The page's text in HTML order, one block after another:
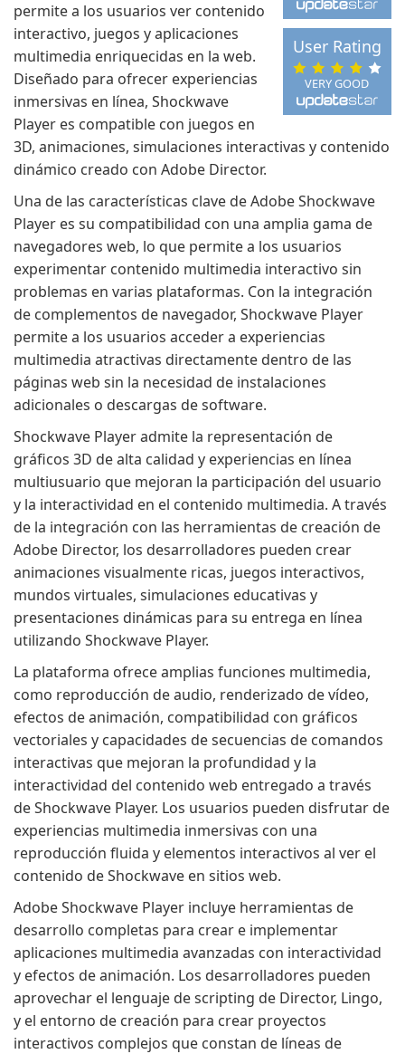
VERY GOOD
User Rating
permite a los usuarios ver contenido
interactivo, juegos y aplicaciones
multimedia enriquecidas en la web.
Diseñado para ofrecer experiencias
inmersivas en línea, Shockwave
Player es compatible con juegos en
3D, animaciones, simulaciones interactivas y contenido
dinámico creado con Adobe Director.
Una de las características clave de Adobe Shockwave
Player es su compatibilidad con una amplia gama de
navegadores web, lo que permite a los usuarios
experimentar contenido multimedia interactivo sin
problemas en varias plataformas. Con la integración
de complementos de navegador, Shockwave Player
permite a los usuarios acceder a experiencias
multimedia atractivas directamente dentro de las
páginas web sin la necesidad de instalaciones
adicionales o descargas de software.
Shockwave Player admite la representación de
gráficos 3D de alta calidad y experiencias en línea
multiusuario que mejoran la participación del usuario
y la interactividad en el contenido multimedia. A través
de la integración con las herramientas de creación de
Adobe Director, los desarrolladores pueden crear
animaciones visualmente ricas, juegos interactivos,
mundos virtuales, simulaciones educativas y
presentaciones dinámicas para su entrega en línea
utilizando Shockwave Player.
La plataforma ofrece amplias funciones multimedia,
como reproducción de audio, renderizado de vídeo,
efectos de animación, compatibilidad con gráficos
vectoriales y capacidades de secuencias de comandos
interactivas que mejoran la profundidad y la
interactividad del contenido web entregado a través
de Shockwave Player. Los usuarios pueden disfrutar de
experiencias multimedia inmersivas con una
reproducción fluida y elementos interactivos al ver el
contenido de Shockwave en sitios web.
Adobe Shockwave Player incluye herramientas de
desarrollo completas para crear e implementar
aplicaciones multimedia avanzadas con interactividad
y efectos de animación. Los desarrolladores pueden
aprovechar el lenguaje de scripting de Director, Lingo,
y el entorno de creación para crear proyectos
interactivos complejos que constan de líneas de